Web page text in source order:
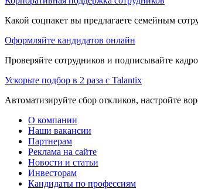
Какой соцпакет вы предлагаете семейным
Оформляйте кандидатов онлайн
Проверяйте сотрудников и подписывайте
Ускорьте подбор в 2 раза с Talantix
Автоматизируйте сбор откликов, настройте
О компании
Наши вакансии
Партнерам
Реклама на сайте
Новости и статьи
Инвесторам
Кандидаты по профессиям